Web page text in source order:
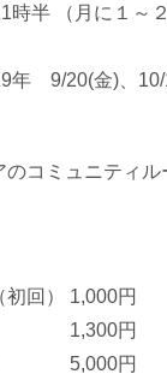
半 （月に１～２
年 9/20(金)、10/
コミュニティル
初回） 1,000円
1,300円
） 5,000円